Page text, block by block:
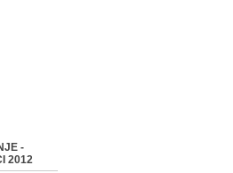
-
2012